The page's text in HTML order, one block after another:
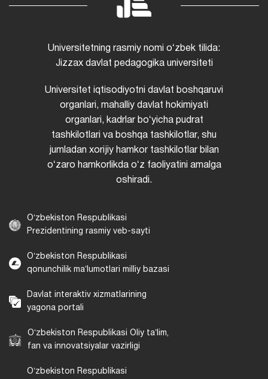
Universitetning rasmiy nomi oʻzbek tilida:
Jizzax davlat pedagogika universiteti
Universitet iqtisodiyotni davlat boshqaruvi
organlari, mahalliy davlat hokimiyati
organlari, kadrlar boʻyicha pudrat
tashkilotlari va boshqa tashkilotlar, shu
jumladan xorijiy hamkor tashkilotlar bilan
oʻzaro hamkorlikda oʻz faoliyatini amalga
oshiradi.
Oʻzbekiston Respublikasi
Prezidentining rasmiy veb-sayti
Oʻzbekiston Respublikasi
qonunchilik maʼlumotlari milliy bazasi
Davlat interaktiv xizmatlarining
yagona portali
Oʻzbekiston Respublikasi Oliy taʼlim,
fan va innovatsiyalar vazirligi
Oʻzbekiston Respublikasi